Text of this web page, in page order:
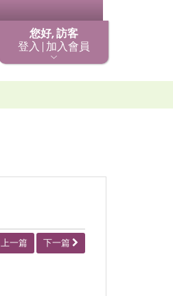
您好, 訪客
登入 | 加入會員
上一篇 下一篇